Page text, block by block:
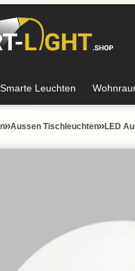
Smarte Leuchten
Aussen Tischleuchten LED